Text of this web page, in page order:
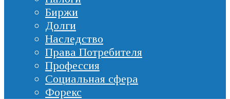
Биржи
Долги
Наследство
Права Потребителя
Профессия
Социальная сфера
Форекс